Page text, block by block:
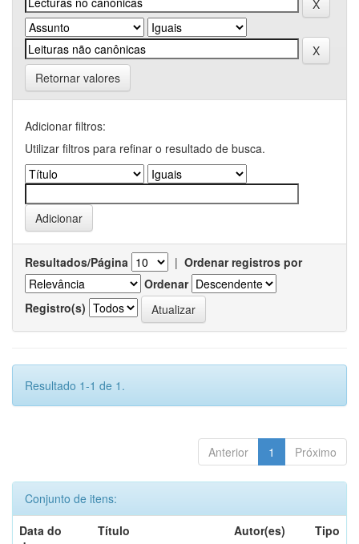
Retornar valores
Adicionar filtros:
Utilizar filtros para refinar o resultado de busca.
Resultados/Página | Ordenar registros por
Ordenar
Registro(s)
Resultado 1-1 de 1.
Anterior 1 Próximo
Conjunto de itens:
Data do
Título Autor(es) Tipo